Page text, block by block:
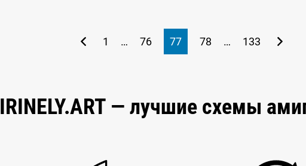
1 … 76 77 78 … 133
IRINELY.ART — лучшие схемы